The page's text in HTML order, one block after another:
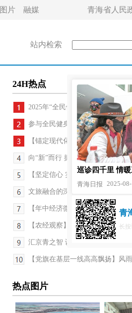
图片 融媒 青海省人民
站内检索
24H热点
2025年“全民健身日”主题活动暨
参与全民健身 乐享运动健康
【锚定现代化 改革再深化】做实
向“新”而行 振翅启航——西宁曹
【坚定信心 实干争先】破圈突围
文旅融合的深度实践——2025青海
【年中经济微观察】一台新智洗
【农经观察】青海拉面：街头味·
汇京青之智 谋高原之兴——2025
【党旗在基层一线高高飘扬】风
热点图片
巡诊四千里 情
青海日报 2025-
青
长按